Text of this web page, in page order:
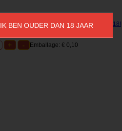
€ 3,29
Emballage: € 0,10
IK BEN OUDER DAN 18 JAAR